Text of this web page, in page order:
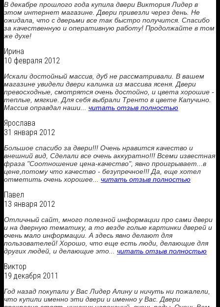
В декабре прошлого года купила двери Виктория Лидер в
этом интернет магазине. Двери привезли через день. Не
ожидала, что с дверьми все так быстро получится. Спасибо
за качественную и оперативную работу! Продолжайте в том
же духе!
Ирина
10 февраля 2012
Искали достойный массив, дуб не рассматривали. В вашем
магазине увидели двери калинка из массива ясеня. Двери
превосходные, смотрятся очень достойно, и цвета хорошие -
теплые, мягкие. Для себя выбрали Тренто в цвете Капучино.
Массив оправдал наши... читать отзыв полностью
Ярослава
31 января 2012
Большое спасибо за двери!!! Очень нравится качество и
внешний вид, Сделали все очень аккуратно!!! Всеми известная
фраза "Соотношение цена-качество", явно проигрывает...в
цене,потому что качество - безупречное!!! Да, еще хотел
отметить очень хорошее... читать отзыв полностью
Павел
13 января 2012
Отличный сайт, много полезной информации про сами двери
и на дверную тематику, а то везде голые картинки дверей и
очень мало информации. А здесь явно делают для
пользователей! Хорошо, что еще есть люди, делающие для
других людей, и делающие это... читать отзыв полностью
Виктор
19 декабря 2011
Год назад покупали у Вас Лидер Алину и ничуть ни пожалели,
что купили именно эти двери и именно у Вас. Двери